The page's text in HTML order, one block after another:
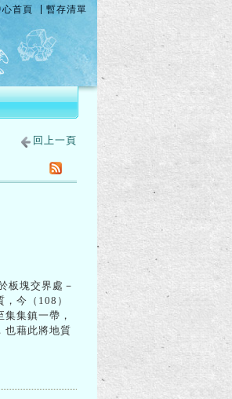
首頁 暫存清單
回上一頁
板塊交界處－
今（108）
集鎮一帶，
也藉此將地質